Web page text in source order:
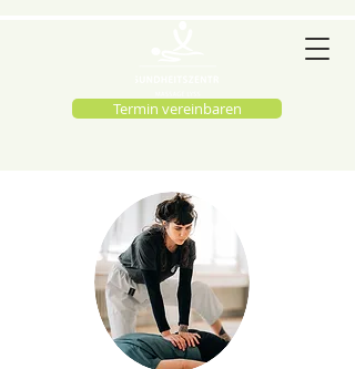
Termin vereinbaren